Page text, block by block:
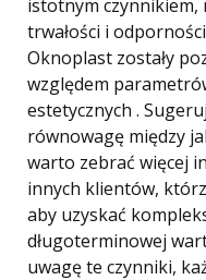
istotnym czynnikiem,
trwałości i
Oknoplast zostały
względem
estetycznych .
równowagę między
warto zebrać więcej
innych klientów,
aby uzyskać
długoterminowej
uwagę te czynniki,